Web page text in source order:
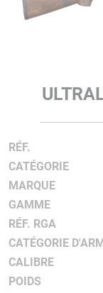
RÉF.
CATÉGORIE
MARQUE
GAMME
RÉF. RGA
CATÉGORIE
CALIBRE
POIDS